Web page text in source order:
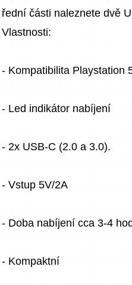
řední části naleznete dvě
Vlastnosti:
- Kompatibilita Playstation
- Led indikátor nabíjení
- 2x USB-C (2.0 a 3.0).
- Vstup 5V/2A
- Doba nabíjení cca 3-4
- Kompaktní